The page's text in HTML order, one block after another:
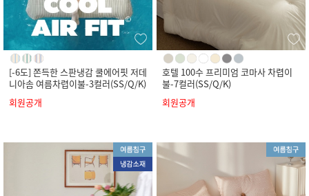
[-6도] 쫀득한 스판냉감 쿨에어핏 저데
니아솜 여름차렵이불-3컬러(SS/Q/K)
회원공개
호텔 100수 프리미엄 코마사 차렵이
불-7컬러(SS/Q/K)
회원공개